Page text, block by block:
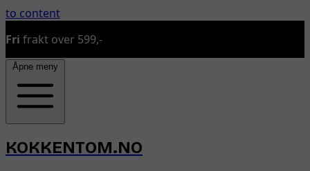
to content
Fri frakt over 599,-
Åpne meny
KOKKENTOM.NO